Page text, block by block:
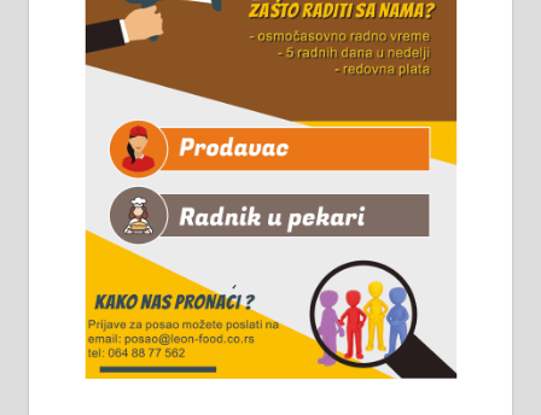
061/32-13-445